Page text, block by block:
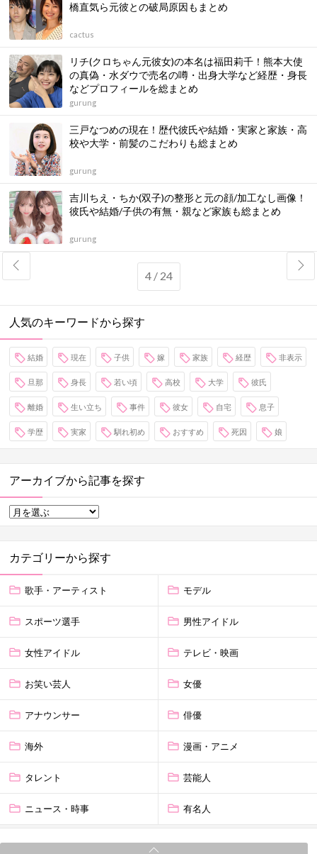
橋直気ら元彼との破局原因もまとめ
cactus
リチ(クロちゃん元彼女)の本名は福田莉千！熊本大使
の真偽・水ダウで売名の噂・出身大学など経歴・身長
などプロフィールを総まとめ
gurung
三戸なつめの現在！歴代彼氏や結婚・実家と家族・高
校や大学・前髪のこだわりも総まとめ
gurung
吉川ちえ・ちか(双子)の整形と元の顔/加工なし画像！
彼氏や結婚/子供の有無・親など家族も総まとめ
gurung
4 / 24
人気のキーワードから探す
結婚 現在 子供 嫁 家族 経歴 非表示
旦那 身長 若い頃 高校 大学 彼氏
離婚 生い立ち 事件 彼女 自宅 息子
学歴 実家 馴れ初め おすすめ 死因 娘
アーカイブから記事を探す
カテゴリーから探す
歌手・アーティスト モデル
スポーツ選手 男性アイドル
女性アイドル テレビ・映画
お笑い芸人 女優
アナウンサー 俳優
海外 漫画・アニメ
タレント 芸能人
ニュース・時事 有名人